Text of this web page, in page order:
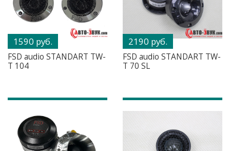
1590 руб.
FSD audio STANDART TW-
T 104
2190 руб.
FSD audio STANDART TW-
T 70 SL